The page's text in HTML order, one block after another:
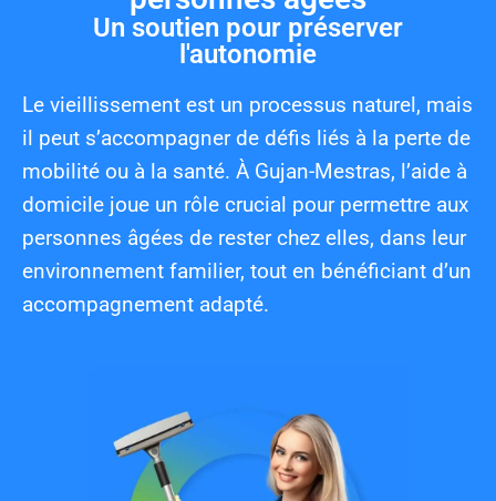
Un soutien pour préserver
l'autonomie
Le vieillissement est un processus naturel, mais
il peut s’accompagner de défis liés à la perte de
mobilité ou à la santé. À Gujan-Mestras, l’aide à
domicile joue un rôle crucial pour permettre aux
personnes âgées de rester chez elles, dans leur
environnement familier, tout en bénéficiant d’un
accompagnement adapté.